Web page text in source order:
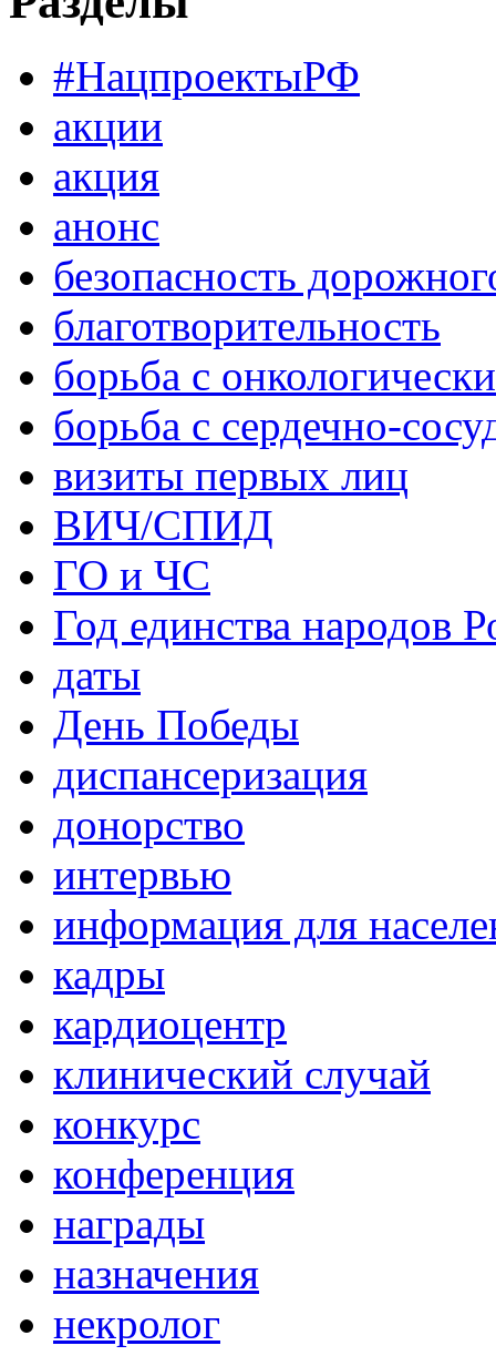
#НацпроектыРФ
акции
акция
анонс
безопасность
благотворительность
борьба с
борьба с сердечно-
визиты первых лиц
ВИЧ/СПИД
ГО и ЧС
Год единства народов
даты
День Победы
диспансеризация
донорство
интервью
информация для
кадры
кардиоцентр
клинический случай
конкурс
конференция
награды
назначения
некролог